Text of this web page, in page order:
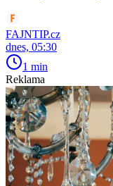
FAJNTIP.cz
dnes, 05:30
1 min
Reklama